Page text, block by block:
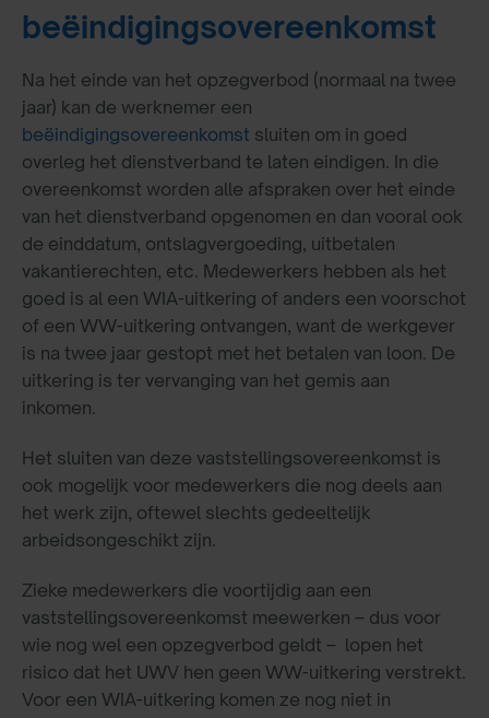
beëindigingsovereenkomst
Na het einde van het opzegverbod (normaal na twee
jaar) kan de werknemer een
beëindigingsovereenkomst sluiten om in goed
overleg het dienstverband te laten eindigen. In die
overeenkomst worden alle afspraken over het einde
van het dienstverband opgenomen en dan vooral ook
de einddatum, ontslagvergoeding, uitbetalen
vakantierechten, etc. Medewerkers hebben als het
goed is al een WIA-uitkering of anders een voorschot
of een WW-uitkering ontvangen, want de werkgever
is na twee jaar gestopt met het betalen van loon. De
uitkering is ter vervanging van het gemis aan
inkomen.
Het sluiten van deze vaststellingsovereenkomst is
ook mogelijk voor medewerkers die nog deels aan
het werk zijn, oftewel slechts gedeeltelijk
arbeidsongeschikt zijn.
Zieke medewerkers die voortijdig aan een
vaststellingsovereenkomst meewerken – dus voor
wie nog wel een opzegverbod geldt – lopen het
risico dat het UWV hen geen WW-uitkering verstrekt.
Voor een WIA-uitkering komen ze nog niet in